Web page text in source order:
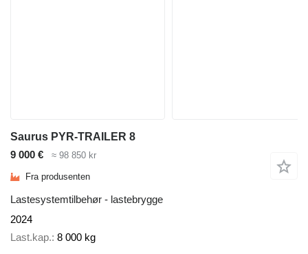
Saurus PYR-TRAILER 8
9 000 €
≈ 98 850 kr
Fra produsenten
Lastesystemtilbehør - lastebrygge
2024
Last.kap. 8 000 kg